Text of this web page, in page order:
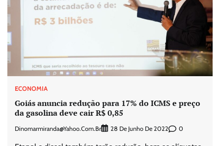
ECONOMIA
Goiás anuncia redução para 17% do ICMS e preço
da gasolina deve cair R$ 0,85
Dinomarmiranda@yahoo.com.br 28 De Junho De 2022 0